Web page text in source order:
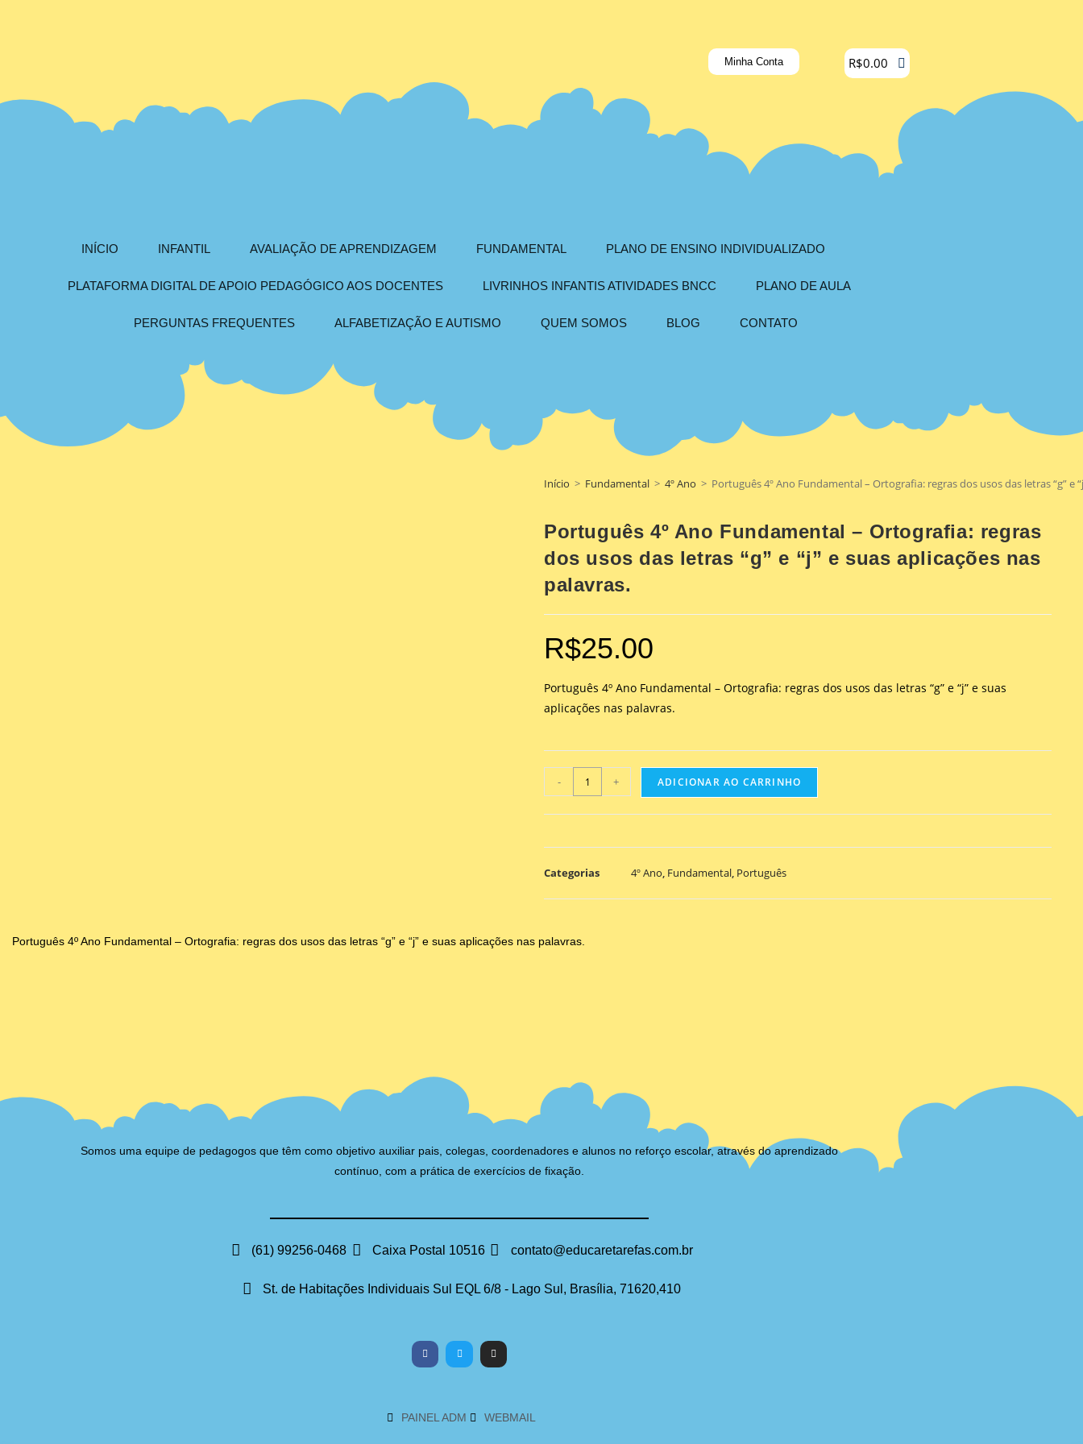
Minha Conta R$0.00
INÍCIO INFANTIL AVALIAÇÃO DE APRENDIZAGEM FUNDAMENTAL PLANO DE ENSINO INDIVIDUALIZADO
PLATAFORMA DIGITAL DE APOIO PEDAGÓGICO AOS DOCENTES LIVRINHOS INFANTIS ATIVIDADES BNCC PLANO DE AULA
PERGUNTAS FREQUENTES ALFABETIZAÇÃO E AUTISMO QUEM SOMOS BLOG CONTATO
Início > Fundamental > 4º Ano > Português 4º Ano Fundamental – Ortografia: regras dos usos das letras “g” e
Português 4º Ano Fundamental – Ortografia: regras
dos usos das letras “g” e “j” e suas aplicações nas
palavras.
R$25.00
Português 4º Ano Fundamental – Ortografia: regras dos usos das letras “g” e “j” e suas
aplicações nas palavras.
- + ADICIONAR AO CARRINHO
Categorias 4º Ano, Fundamental, Português
Português 4º Ano Fundamental – Ortografia: regras dos usos das letras “g” e “j” e suas aplicações nas palavras.
Somos uma equipe de pedagogos que têm como objetivo auxiliar pais, colegas, coordenadores e alunos no reforço escolar, através do aprendizado
contínuo, com a prática de exercícios de fixação.
(61) 99256-0468 Caixa Postal 10516 contato@educaretarefas.com.br
St. de Habitações Individuais Sul EQL 6/8 - Lago Sul, Brasília, 71620,410
PAINEL ADM WEBMAIL